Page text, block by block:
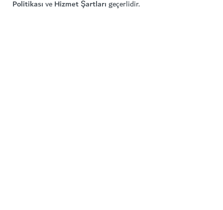
PolitikasıveHizmet Şartlarıgeçerlidir.